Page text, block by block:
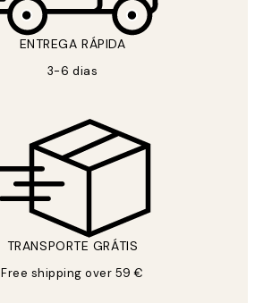
ENTREGA RÁPIDA
3-6 dias
TRANSPORTE GRÁTIS
Free shipping over 59 €